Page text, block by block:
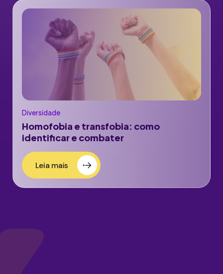
Diversidade
Homofobia e transfobia: como
identificar e combater
Leia mais